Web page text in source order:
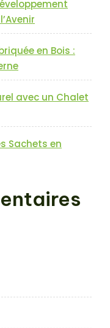
en Bois :
avec un Chalet
Sachets en